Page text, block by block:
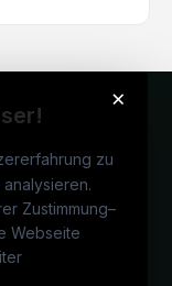
×
zu
Zustimmung–
Webseite